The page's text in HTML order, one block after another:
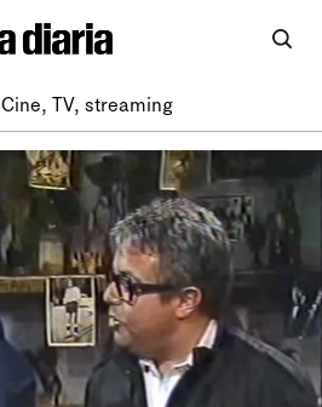
Cine, TV, streaming